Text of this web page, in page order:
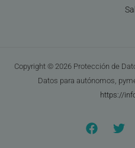
Copyright © 2026 Protección de
Datos para autónomos,
https://